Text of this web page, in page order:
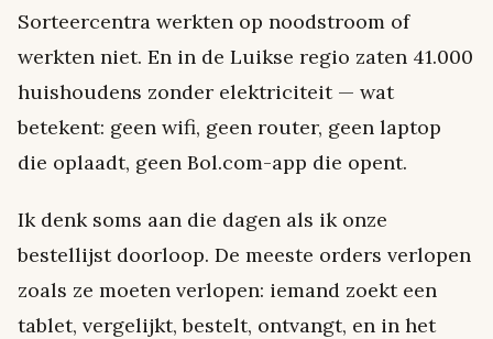
Sorteercentra werkten op noodstroom of
werkten niet. En in de Luikse regio zaten 41.000
huishoudens zonder elektriciteit — wat
betekent: geen wifi, geen router, geen laptop
die oplaadt, geen Bol.com-app die opent.
Ik denk soms aan die dagen als ik onze
bestellijst doorloop. De meeste orders verlopen
zoals ze moeten verlopen: iemand zoekt een
tablet, vergelijkt, bestelt, ontvangt, en in het